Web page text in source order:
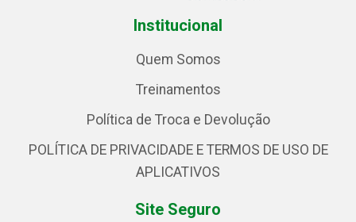
Institucional
Quem Somos
Treinamentos
Política de Troca e Devolução
POLÍTICA DE PRIVACIDADE E TERMOS DE USO DE
APLICATIVOS
Site Seguro